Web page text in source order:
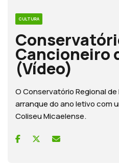
CULTURA
Cancioneiro
(Vídeo)
O Conservatório Regional
arranque do ano letivo com
Coliseu Micaelense.